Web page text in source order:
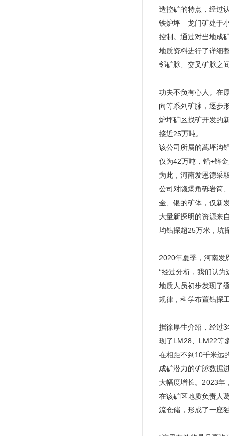
造控矿的特点，经过
铁炉坪—龙门矿处于
控制。通过对当地成
地质资料进行了详细
邻矿脉、交叉矿脉之
功夫不负有心人。在
向等系列矿脉，逐步
炉坪矿区找矿开发的
接近25万吨。
该公司所属的蒿坪沟
仅为42万吨，铅+锌
为此，河南发恩德采
公司对隐爆角砾岩筒
金、银的矿体，仅新
大量新探明的资源来
均钻探超25万米，坑
2020年夏季，河南发
“经过分析，我们认
地质人员初步发现了
规律，科学布置钻探
据徐厚生介绍，经过
现了LM28、LM22等
在相距不到10千米远
成矿潜力的矿脉数据
大幅度增长。2023年
在该矿区地质负责人
流仓储，形成了一座